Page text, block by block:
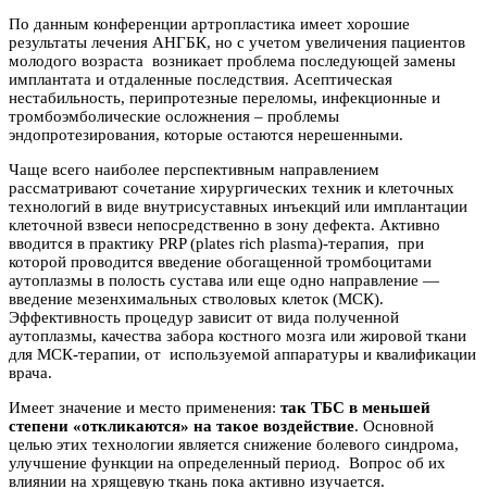
По данным конференции артропластика имеет хорошие
результаты лечения АНГБК, но с учетом увеличения пациентов
молодого возраста возникает проблема последующей замены
имплантата и отдаленные последствия. Асептическая
нестабильность, перипротезные переломы, инфекционные и
тромбоэмболические осложнения – проблемы
эндопротезирования, которые остаются нерешенными.
Чаще всего наиболее перспективным направлением
рассматривают сочетание хирургических техник и клеточных
технологий в виде внутрисуставных инъекций или имплантации
клеточной взвеси непосредственно в зону дефекта. Активно
вводится в практику PRP (plates rich plasma)-терапия, при
которой проводится введение обогащенной тромбоцитами
аутоплазмы в полость сустава или еще одно направление —
введение мезенхимальных стволовых клеток (МСК).
Эффективность процедур зависит от вида полученной
аутоплазмы, качества забора костного мозга или жировой ткани
для МСК-терапии, от используемой аппаратуры и квалификации
врача.
Имеет значение и место применения: так ТБС в меньшей
степени «откликаются» на такое воздействие. Основной
целью этих технологии является снижение болевого синдрома,
улучшение функции на определенный период. Вопрос об их
влиянии на хрящевую ткань пока активно изучается.